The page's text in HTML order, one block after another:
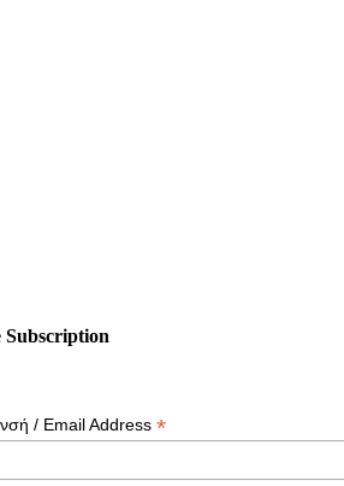
/ Email Address *